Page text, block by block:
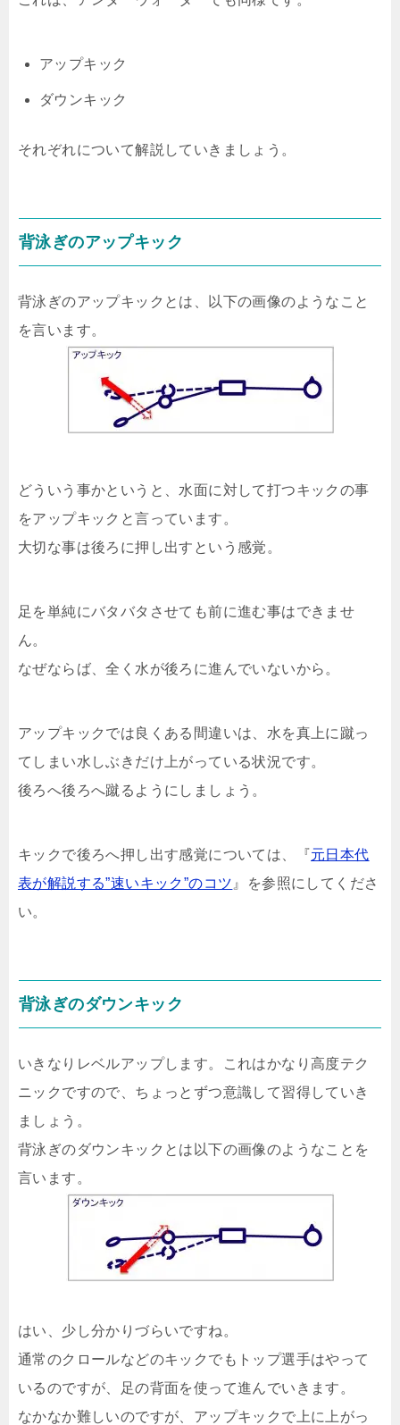
アップキック
ダウンキック
それぞれについて解説していきましょう。
背泳ぎのアップキック
背泳ぎのアップキックとは、以下の画像のようなこと
を言います。
どういう事かというと、水面に対して打つキックの事
をアップキックと言っています。
大切な事は後ろに押し出すという感覚。
足を単純にバタバタさせても前に進む事はできませ
ん。
なぜならば、全く水が後ろに進んでいないから。
アップキックでは良くある間違いは、水を真上に蹴っ
てしまい水しぶきだけ上がっている状況です。
後ろへ後ろへ蹴るようにしましょう。
キックで後ろへ押し出す感覚については、『元日本代
表が解説する”速いキック”のコツ 』を参照にしてくださ
い。
背泳ぎのダウンキック
いきなりレベルアップします。これはかなり高度テク
ニックですので、ちょっとずつ意識して習得していき
ましょう。
背泳ぎのダウンキックとは以下の画像のようなことを
言います。
はい、少し分かりづらいですね。
通常のクロールなどのキックでもトップ選手はやって
いるのですが、足の背面を使って進んでいきます。
なかなか難しいのですが、アップキックで上に上がっ